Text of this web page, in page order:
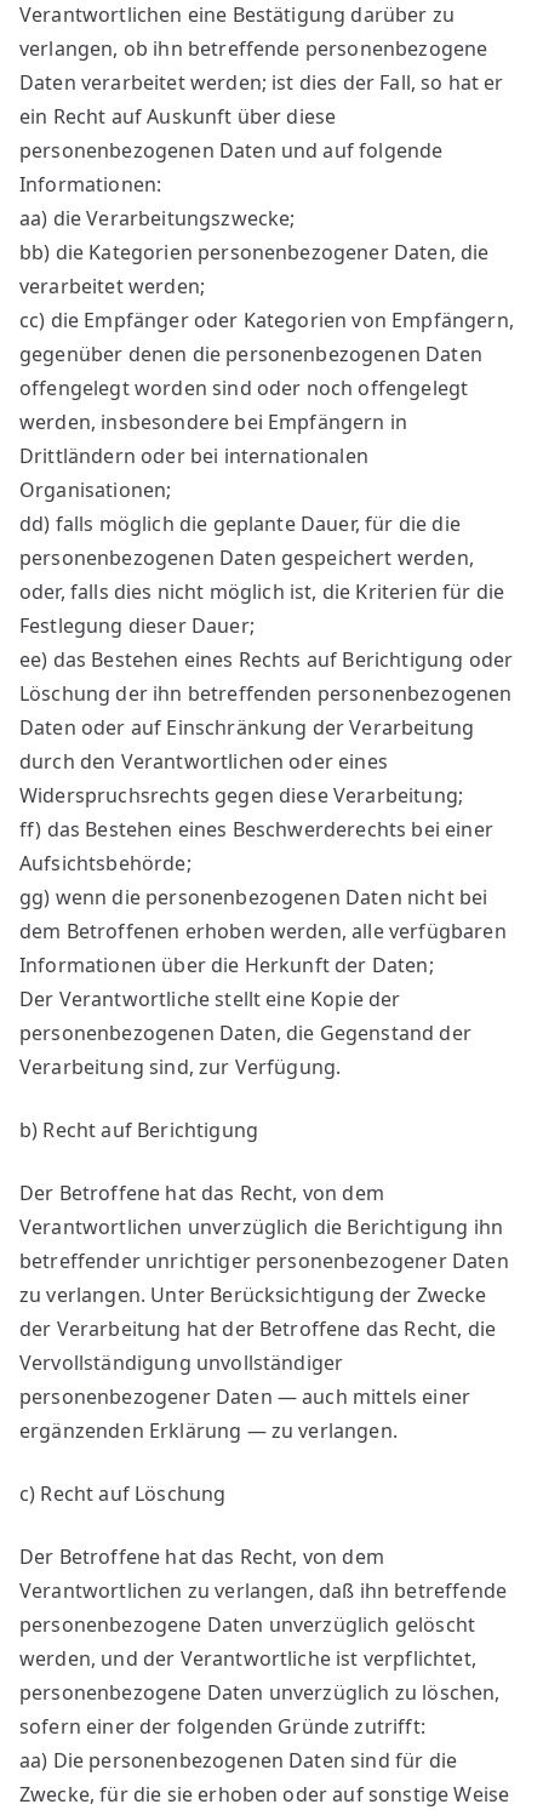
Verantwortlichen eine Bestätigung darüber zu
verlangen, ob ihn betreffende personenbezogene
Daten verarbeitet werden; ist dies der Fall, so hat er
ein Recht auf Auskunft über diese
personenbezogenen Daten und auf folgende
Informationen:
aa) die Verarbeitungszwecke;
bb) die Kategorien personenbezogener Daten, die
verarbeitet werden;
cc) die Empfänger oder Kategorien von Empfängern,
gegenüber denen die personenbezogenen Daten
offengelegt worden sind oder noch offengelegt
werden, insbesondere bei Empfängern in
Drittländern oder bei internationalen
Organisationen;
dd) falls möglich die geplante Dauer, für die die
personenbezogenen Daten gespeichert werden,
oder, falls dies nicht möglich ist, die Kriterien für die
Festlegung dieser Dauer;
ee) das Bestehen eines Rechts auf Berichtigung oder
Löschung der ihn betreffenden personenbezogenen
Daten oder auf Einschränkung der Verarbeitung
durch den Verantwortlichen oder eines
Widerspruchsrechts gegen diese Verarbeitung;
ff) das Bestehen eines Beschwerderechts bei einer
Aufsichtsbehörde;
gg) wenn die personenbezogenen Daten nicht bei
dem Betroffenen erhoben werden, alle verfügbaren
Informationen über die Herkunft der Daten;
Der Verantwortliche stellt eine Kopie der
personenbezogenen Daten, die Gegenstand der
Verarbeitung sind, zur Verfügung.
b) Recht auf Berichtigung
Der Betroffene hat das Recht, von dem
Verantwortlichen unverzüglich die Berichtigung ihn
betreffender unrichtiger personenbezogener Daten
zu verlangen. Unter Berücksichtigung der Zwecke
der Verarbeitung hat der Betroffene das Recht, die
Vervollständigung unvollständiger
personenbezogener Daten — auch mittels einer
ergänzenden Erklärung — zu verlangen.
c) Recht auf Löschung
Der Betroffene hat das Recht, von dem
Verantwortlichen zu verlangen, daß ihn betreffende
personenbezogene Daten unverzüglich gelöscht
werden, und der Verantwortliche ist verpflichtet,
personenbezogene Daten unverzüglich zu löschen,
sofern einer der folgenden Gründe zutrifft:
aa) Die personenbezogenen Daten sind für die
Zwecke, für die sie erhoben oder auf sonstige Weise